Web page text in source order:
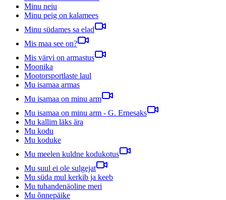
Minu neiu
Minu peig on kalamees
Minu südames sa elad
Mis maa see on?
Mis värvi on armastus
Moonika
Mootorsportlaste laul
Mu isamaa armas
Mu isamaa on minu arm
Mu isamaa on minu arm - G. Ernesaks
Mu kallim läks ära
Mu kodu
Mu koduke
Mu meelen kuldne kodukotus
Mu suul ei ole sulgejat
Mu süda mul kerkib ja keeb
Mu tuhandenäoline meri
Mu õnnepäike